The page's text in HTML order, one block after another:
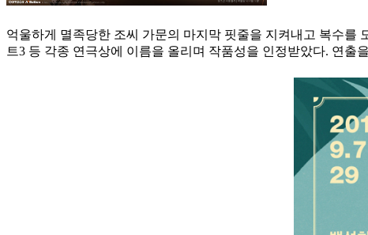
억울하게 멸족당한 조씨 가문의 마지막 핏줄을 지켜내고 복수를
트3 등 각종 연극상에 이름을 올리며 작품성을 인정받았다. 연출